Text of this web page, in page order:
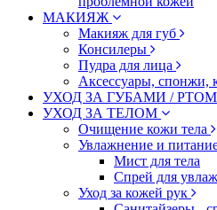
МАКИЯЖ
Макияж для губ
Консилеры
Пудра для лица
Аксессуары, спонжи,
УХОД ЗА ГУБАМИ / РТОМ
УХОД ЗА ТЕЛОМ
Очищение кожи тела
Увлажнение и
Мист для тела
Спрей для
Уход за кожей рук